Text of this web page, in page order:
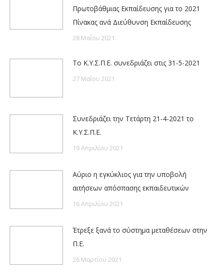
Πρωτοβάθμιας Εκπαίδευσης για το 2021
Πίνακας ανά Διεύθυνση Εκπαίδευσης
28 Μαΐου 2021
Το Κ.Υ.Σ.Π.Ε. συνεδριάζει στις 31-5-2021
27 Μαΐου 2021
Συνεδριάζει την Τετάρτη 21-4-2021 το
Κ.Υ.Σ.Π.Ε.
19 Απριλίου 2021
Αύριο η εγκύκλιος για την υποβολή
αιτήσεων απόσπασης εκπαιδευτικών
16 Απριλίου 2021
Έτρεξε ξανά το σύστημα μεταθέσεων στην
Π.Ε.
26 Μαρτίου 2021